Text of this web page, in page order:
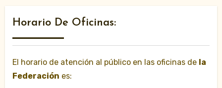
Horario De Oficinas:
El horario de atención al público en las oficinas de la
Federación es: